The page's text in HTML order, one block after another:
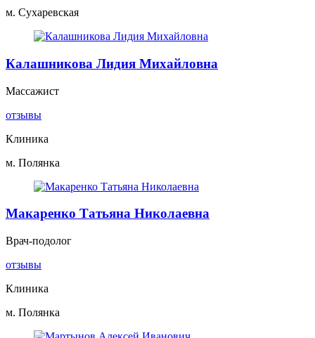
м. Сухаревская
Калашникова Лидия Михайловна
Массажист
отзывы
Клиника
м. Полянка
Макаренко Татьяна Николаевна
Врач-подолог
отзывы
Клиника
м. Полянка